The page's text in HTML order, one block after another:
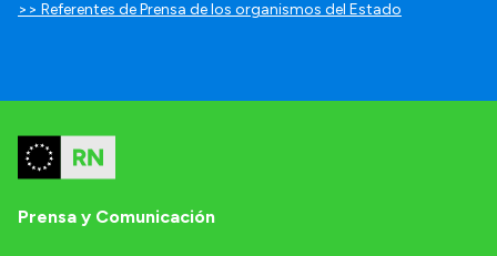
>> Referentes de Prensa de los organismos del Estado
Prensa y Comunicación